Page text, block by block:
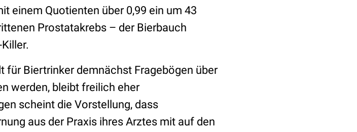
einem Quotienten über 0,99 ein um 43
Prostatakrebs – der Bierbauch
für Biertrinker demnächst Fragebögen über
werden, bleibt freilich eher
scheint die Vorstellung, dass
aus der Praxis ihres Arztes mit auf den